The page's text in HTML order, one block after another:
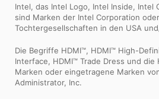
Intel, das Intel Logo, Intel Inside, Intel
sind Marken der Intel Corporation
Tochtergesellschaften in den USA
Die Begriffe HDMI™, HDMI™ High-
Interface, HDMI™ Trade Dress und die
Marken oder eingetragene Marken
Administrator, Inc.